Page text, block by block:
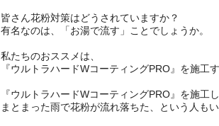
皆さん花粉対策はどうされていますか？
有名なのは、「お湯で流す」ことでしょうか。
私たちのおススメは、
『ウルトラハードWコーティングPRO』を施工
『ウルトラハードWコーティングPRO』を施工
まとまった雨で花粉が流れ落ちた、という人もい